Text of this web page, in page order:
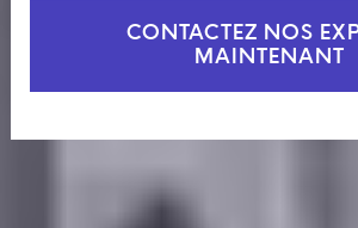
CONTACTEZ NOS
MAINTENANT